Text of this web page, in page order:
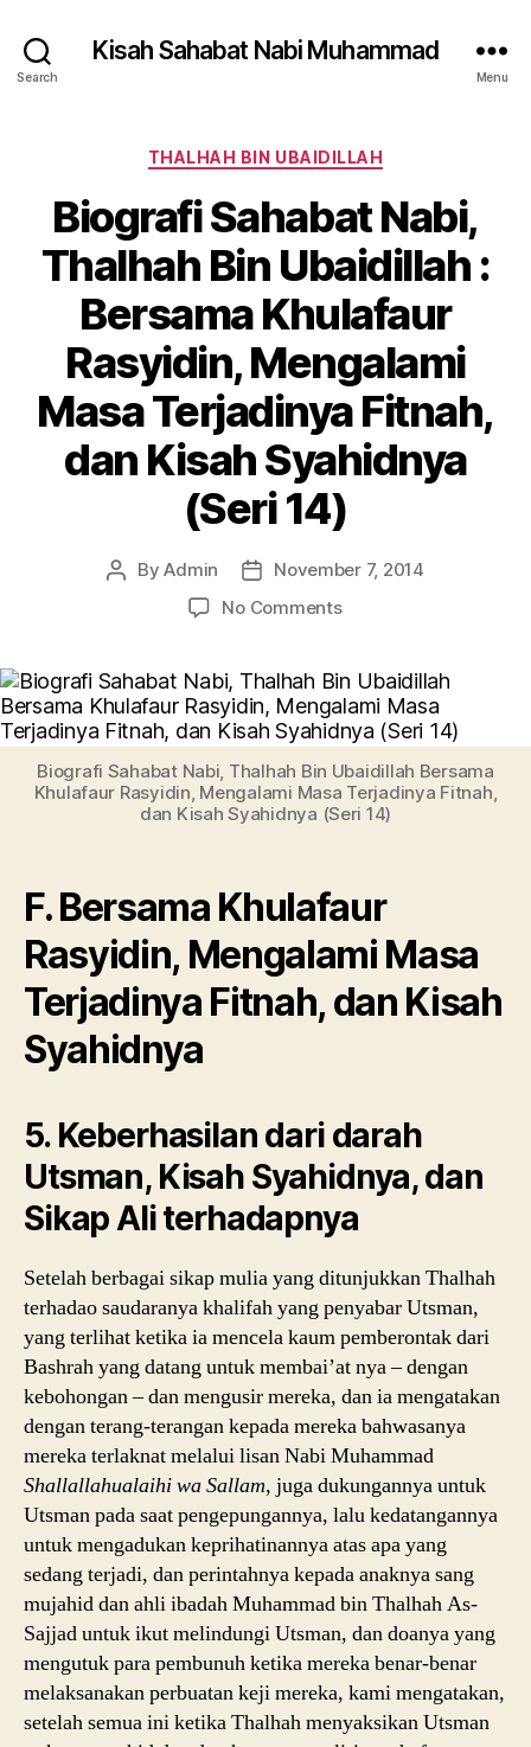
Search
Kisah Sahabat Nabi Muhammad
Menu
Categories
THALHAH BIN UBAIDILLAH
Biografi Sahabat Nabi,
Thalhah Bin Ubaidillah :
Bersama Khulafaur
Rasyidin, Mengalami
Masa Terjadinya Fitnah,
dan Kisah Syahidnya
(Seri 14)
PostByAdmin
Post
date
November 7, 2014
No Commentson
Nabi,
Thalhah
Bin
Ubaidillah
:
Bersama
Masa
Terjadinya
Fitnah,
dan
Kisah
Biografi Sahabat Nabi, Thalhah Bin Ubaidillah Bersama
Khulafaur Rasyidin, Mengalami Masa Terjadinya Fitnah,
dan Kisah Syahidnya (Seri 14)
F. Bersama Khulafaur
Rasyidin, Mengalami Masa
Terjadinya Fitnah, dan Kisah
Syahidnya
5. Keberhasilan dari darah
Utsman, Kisah Syahidnya, dan
Sikap Ali terhadapnya
Setelah berbagai sikap mulia yang ditunjukkan Thalhah
terhadao saudaranya khalifah yang penyabar Utsman,
yang terlihat ketika ia mencela kaum pemberontak dari
Bashrah yang datang untuk membai’at nya – dengan
kebohongan – dan mengusir mereka, dan ia mengatakan
dengan terang-terangan kepada mereka bahwasanya
mereka terlaknat melalui lisan Nabi Muhammad
Shallallahualaihi wa Sallam, juga dukungannya untuk
Utsman pada saat pengepungannya, lalu kedatangannya
untuk mengadukan keprihatinannya atas apa yang
sedang terjadi, dan perintahnya kepada anaknya sang
mujahid dan ahli ibadah Muhammad bin Thalhah As-
Sajjad untuk ikut melindungi Utsman, dan doanya yang
mengutuk para pembunuh ketika mereka benar-benar
melaksanakan perbuatan keji mereka, kami mengatakan,
setelah semua ini ketika Thalhah menyaksikan Utsman